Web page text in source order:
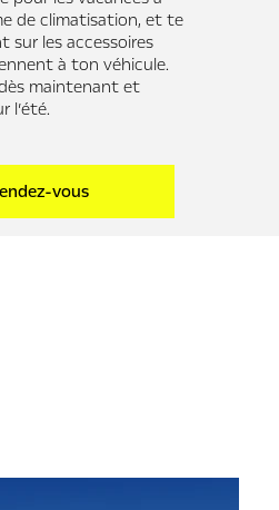
de climatisation, et te
sur les accessoires
à ton véhicule.
maintenant et
l’été.
vous